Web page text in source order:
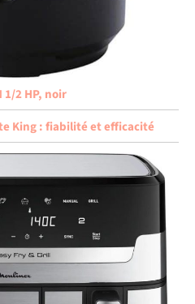
1/2 HP, noir
King : fiabilité et efficacité